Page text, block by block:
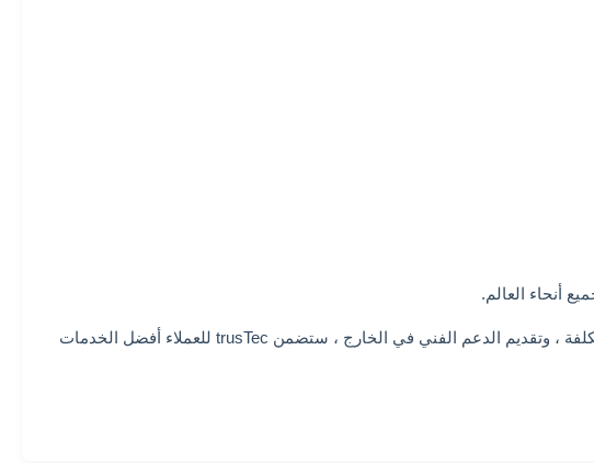
بدءًا من الاستجابة السريعة للطلب ، والمتابعة الاحترافية وذات الكفاءة العالية ، إلى المساعدة في تحسين الشحن وتوفير التكلفة ، وتقديم الدعم الفني في الخارج ، ستضمن trusTec للعملاء أفضل الخدمات